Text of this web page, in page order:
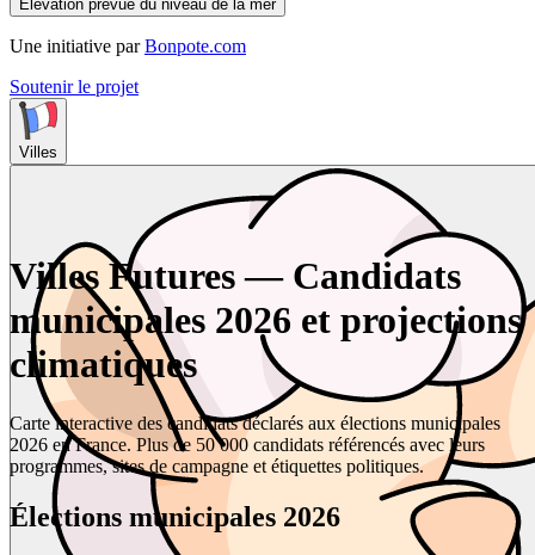
Élévation prévue du niveau de la mer
Une initiative par Bonpote.com
Soutenir le projet
Villes
Villes Futures — Candidats
municipales 2026 et projections
climatiques
Carte interactive des candidats déclarés aux élections municipales
2026 en France. Plus de 50 000 candidats référencés avec leurs
programmes, sites de campagne et étiquettes politiques.
Élections municipales 2026